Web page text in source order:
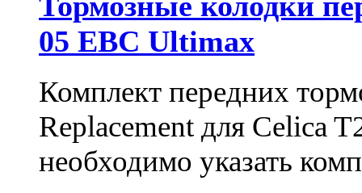
05 EBC Ultimax
Комплект передних
Replacement для Celica
необходимо указать